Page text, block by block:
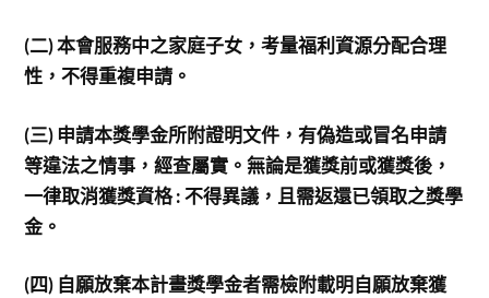
(二) 本會服務中之家庭子女，考量福利資源分配合理
性，不得重複申請。
(三) 申請本獎學金所附證明文件，有偽造或冒名申請
等違法之情事，經查屬實。無論是獲獎前或獲獎後，
一律取消獲獎資格 : 不得異議，且需返還已領取之獎學
金。
(四) 自願放棄本計畫獎學金者需檢附載明自願放棄獲